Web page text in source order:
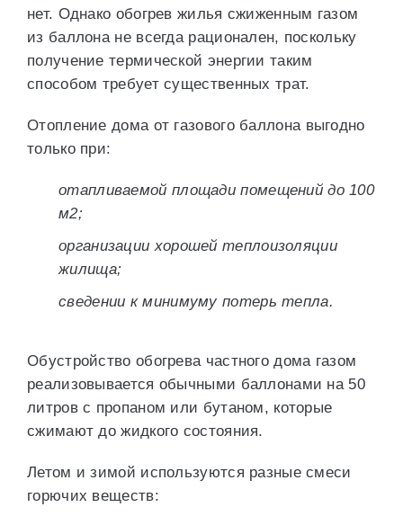
нет. Однако обогрев жилья сжиженным газом
из баллона не всегда рационален, поскольку
получение термической энергии таким
способом требует существенных трат.
Отопление дома от газового баллона выгодно
только при:
отапливаемой площади помещений до 100
м2;
организации хорошей теплоизоляции
жилища;
сведении к минимуму потерь тепла.
Обустройство обогрева частного дома газом
реализовывается обычными баллонами на 50
литров с пропаном или бутаном, которые
сжимают до жидкого состояния.
Летом и зимой используются разные смеси
горючих веществ: